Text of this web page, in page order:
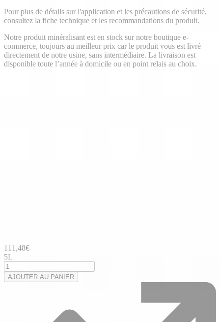
Pour plus de détails sur l'application et les précautions de sécurité,
consultez la fiche technique et les recommandations du produit.
Notre produit minéralisant est en stock sur notre boutique e-
commerce, toujours au meilleur prix car le produit vous est livré
directement de notre usine, sans intermédiaire. La livraison est
disponible toute l’année à domicile ou en point relais au choix.
111,48€
5L
AJOUTER AU PANIER